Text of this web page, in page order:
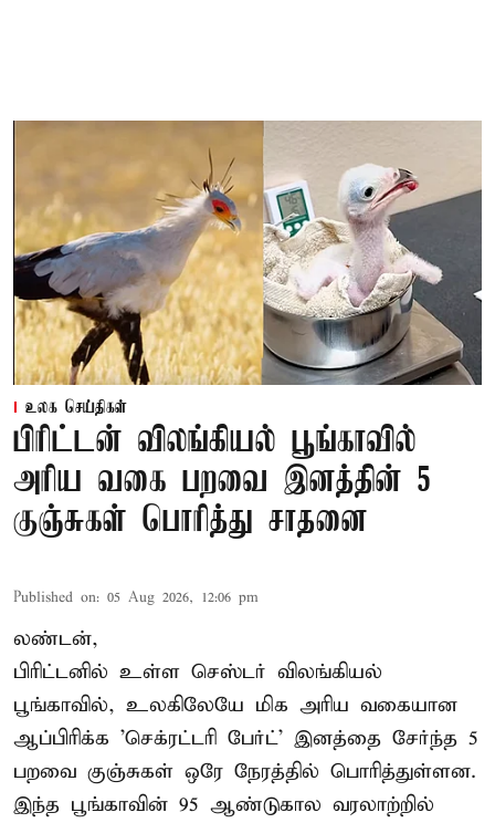
உலக செய்திகள்
பிரிட்டன் விலங்கியல் பூங்காவில்
அரிய வகை பறவை இனத்தின் 5
குஞ்சுகள் பொரித்து சாதனை
Published on: 05 Aug 2026, 12:06 pm
லண்டன்,
பிரிட்டனில் உள்ள செஸ்டர் விலங்கியல்
பூங்காவில், உலகிலேயே மிக அரிய வகையான
ஆப்பிரிக்க 'செக்ரட்டரி பேர்ட்' இனத்தை சேர்ந்த 5
பறவை குஞ்சுகள் ஒரே நேரத்தில் பொரித்துள்ளன.
இந்த பூங்காவின் 95 ஆண்டுகால வரலாற்றில்